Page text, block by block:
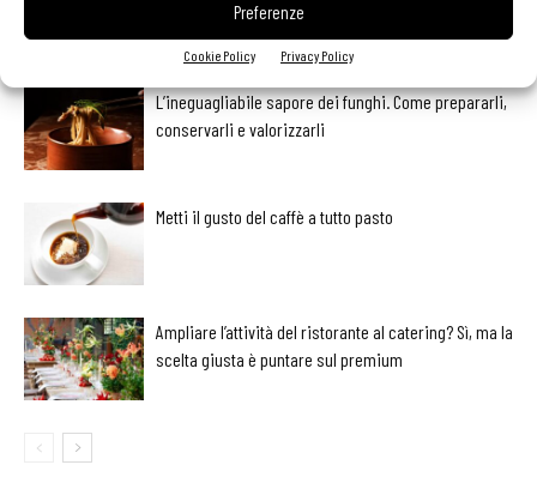
Preferenze
Cookie Policy Privacy Policy
LEGGI ANCHE
L’ineguagliabile sapore dei funghi. Come prepararli,
conservarli e valorizzarli
Metti il gusto del caffè a tutto pasto
Ampliare l’attività del ristorante al catering? Sì, ma la
scelta giusta è puntare sul premium